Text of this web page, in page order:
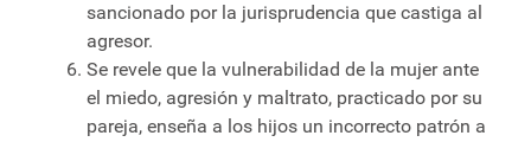
sancionado por la jurisprudencia que castiga al
agresor.
Se revele que la vulnerabilidad de la mujer ante
el miedo, agresión y maltrato, practicado por su
pareja, enseña a los hijos un incorrecto patrón a